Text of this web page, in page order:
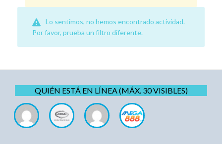
Lo sentimos, no hemos encontrado actividad.
Por favor, prueba un filtro diferente.
QUIÉN ESTÁ EN LÍNEA (MÁX. 30 VISIBLES)